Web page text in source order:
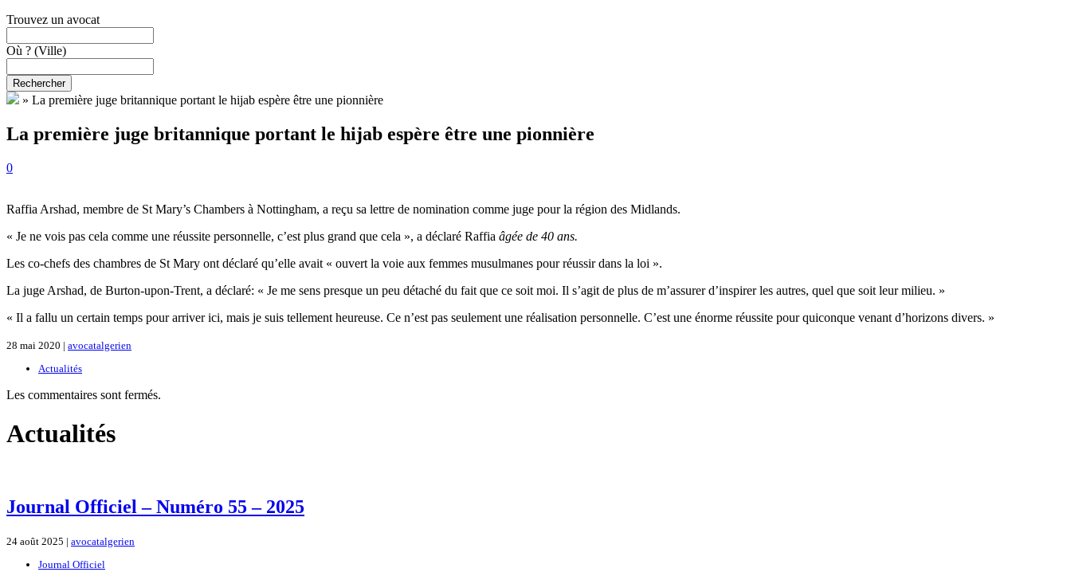
Trouvez un avocat
Où ? (Ville)
Rechercher
» La première juge britannique portant le hijab espère être une pionnière
La première juge britannique portant le hijab espère être une pionnière
0
Raffia Arshad, membre de St Mary’s Chambers à Nottingham, a reçu sa lettre de nomination comme juge pour la région des Midlands.
« Je ne vois pas cela comme une réussite personnelle, c’est plus grand que cela », a déclaré Raffia âgée de 40 ans.
Les co-chefs des chambres de St Mary ont déclaré qu’elle avait « ouvert la voie aux femmes musulmanes pour réussir dans la loi ».
La juge Arshad, de Burton-upon-Trent, a déclaré: « Je me sens presque un peu détaché du fait que ce soit moi. Il s’agit de plus de m’assurer d’inspirer les autres, quel que soit leur milieu. »
« Il a fallu un certain temps pour arriver ici, mais je suis tellement heureuse. Ce n’est pas seulement une réalisation personnelle. C’est une énorme réussite pour quiconque venant d’horizons divers. »
28 mai 2020 | avocatalgerien
Actualités
Les commentaires sont fermés.
Actualités
Journal Officiel – Numéro 55 – 2025
24 août 2025 | avocatalgerien
Journal Officiel